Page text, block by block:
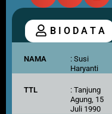
B I O D A T A
NAMA
: Susi
Haryanti
TTL
: Tanjung
Agung, 15
Juli 1990